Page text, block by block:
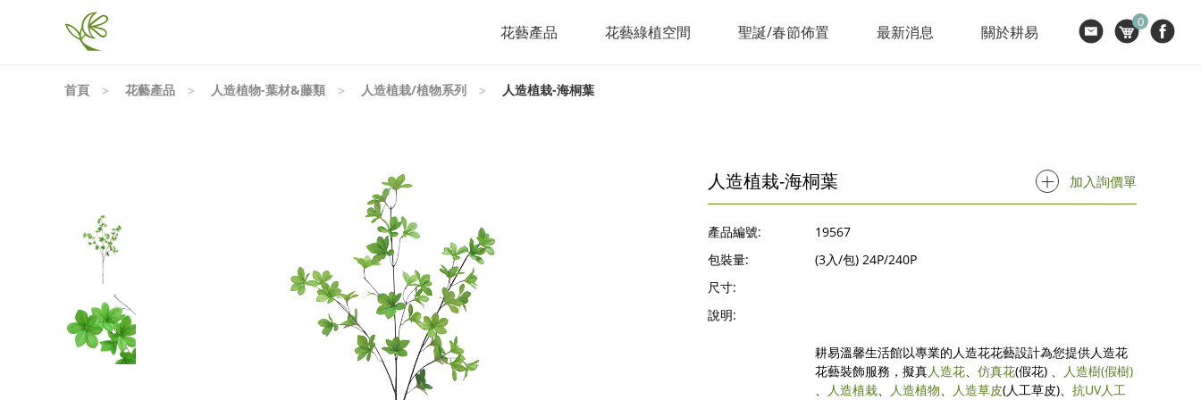
花藝產品 花藝綠植空間 聖誕/春節佈置 最新消息 關於耕易
0
首頁 花藝產品 人造植物-葉材&藤類 人造植栽/植物系列 人造植栽-海桐葉
人造植栽-海桐葉 加入詢價單
產品編號:
19567
包裝量:
(3入/包) 24P/240P
尺寸:
說明:
耕易溫馨生活館以專業的人造花花藝設計為您提供人造花
花藝裝飾服務，擬真人造花、 仿真花(假花) 、 人造樹(假樹)
、
人造植栽、 人造植物、 人造草皮(人工草皮)、 抗UV人工